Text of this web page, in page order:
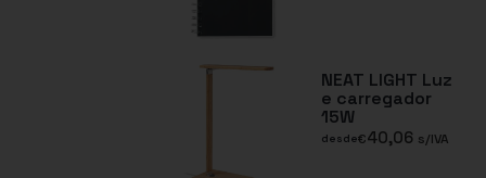
NEAT LIGHT Luz
e carregador
15W
desde€40,06 s/IVA